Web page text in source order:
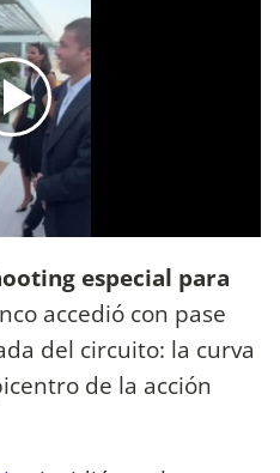
especial para
accedió con pase
del circuito: la curva
de la acción